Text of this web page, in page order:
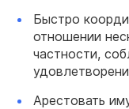
Быстро
отношении
частности,
Арестовать